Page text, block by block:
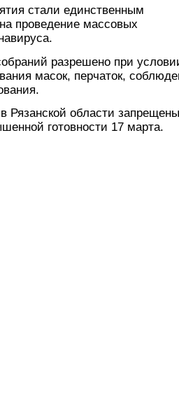
стали единственным
проведение массовых
разрешено при
масок, перчаток,
Рязанской области
готовности 17 марта.